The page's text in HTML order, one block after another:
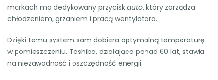
markach ma dedykowany przycisk auto, który zarządza
chłodzeniem, grzaniem i pracą wentylatora.
Dzięki temu system sam dobiera optymalną temperaturę
w pomieszczeniu. Toshiba, działająca ponad 60 lat, stawia
na niezawodność i oszczędność energii.